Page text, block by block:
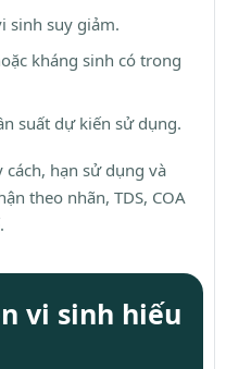
sinh suy giảm.
kháng sinh có trong
suất dự kiến sử dụng.
hạn sử dụng và
theo nhãn, TDS, COA
vi sinh hiếu